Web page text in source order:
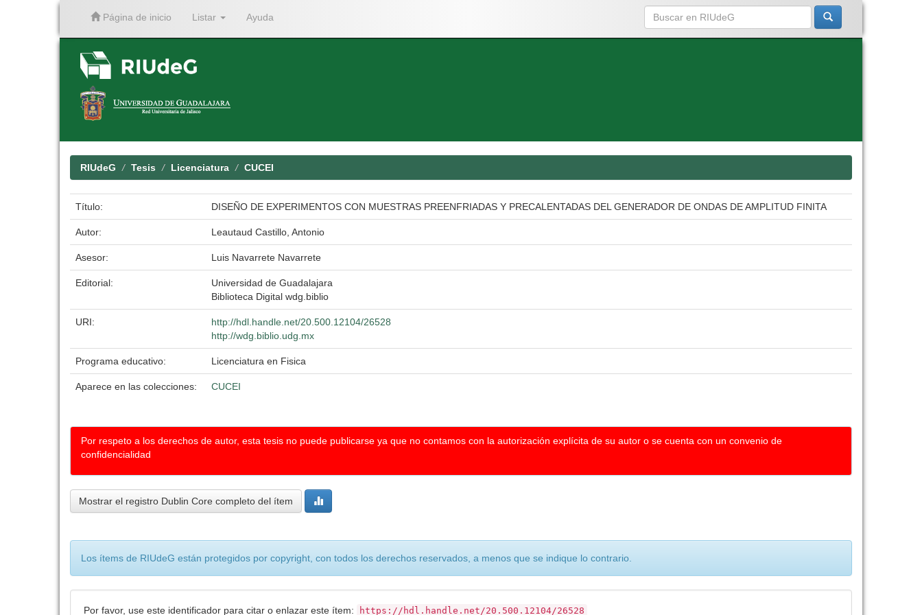
Página de inicio Listar Ayuda
RIUdeG Tesis Licenciatura CUCEI
Título: DISEÑO DE EXPERIMENTOS CON MUESTRAS PREENFRIADAS Y PRECALENTADAS DEL GENERADOR DE ONDAS DE AMPLITUD FINITA
Autor: Leautaud Castillo, Antonio
Asesor: Luis Navarrete Navarrete
Editorial:
Universidad de Guadalajara
Biblioteca Digital wdg.biblio
URI:
http://hdl.handle.net/20.500.12104/26528
http://wdg.biblio.udg.mx
Programa educativo: Licenciatura en Fisica
Aparece en las colecciones: CUCEI
Por respeto a los derechos de autor, esta tesis no puede publicarse ya que no contamos con la autorización explícita de su autor o se cuenta con un convenio de
confidencialidad
Mostrar el registro Dublin Core completo del ítem
Los ítems de RIUdeG están protegidos por copyright, con todos los derechos reservados, a menos que se indique lo contrario.
Por favor, use este identificador para citar o enlazar este ítem: https://hdl.handle.net/20.500.12104/26528